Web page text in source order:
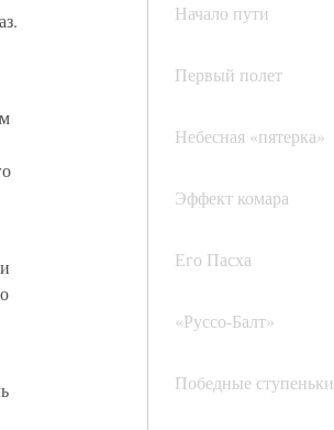
Начало пути
Первый полет
Небесная «пятерка»
Эффект комара
Его Пасха
«Руссо-Балт»
Победные ступеньки